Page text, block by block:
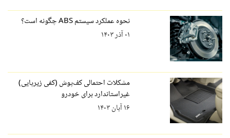
نحوه عملکرد سیستم ABS چگونه است؟
۰۱ آذر ۱۴۰۳
مشکلات احتمالی کف‌پوش (کفی زیرپایی)
غیراستاندارد برای خودرو
۱۶ آبان ۱۴۰۳